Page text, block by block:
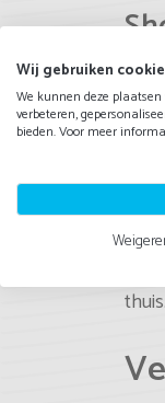
Zijn
mee
Van
thuis.
Wij gebruiken
We kunnen deze plaatsen
verbeteren,
bieden. Voor meer